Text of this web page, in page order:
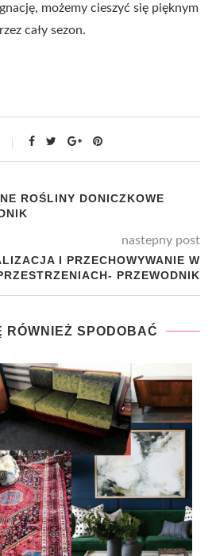
możemy cieszyć się pięknym
cały sezon.
ROŚLINY DONICZKOWE
nastepny post
I PRZECHOWYWANIE W
PRZEWODNIK
RÓWNIEŻ SPODOBAĆ